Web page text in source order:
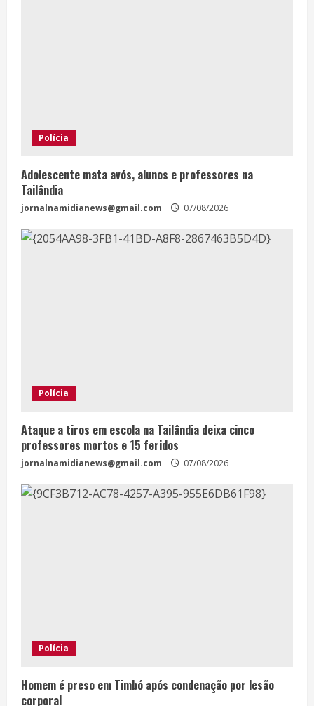
Polícia
Adolescente mata avós, alunos e professores na
Tailândia
jornalnamidianews@gmail.com 07/08/2026
Polícia
Ataque a tiros em escola na Tailândia deixa cinco
professores mortos e 15 feridos
jornalnamidianews@gmail.com 07/08/2026
Polícia
Homem é preso em Timbó após condenação por lesão
corporal